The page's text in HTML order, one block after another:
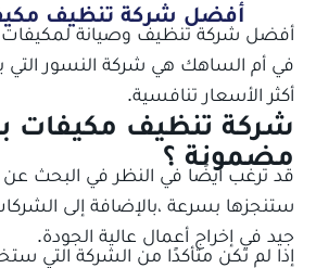
أفضل شركة تنظيف
أفضل شركة تنظيف وصيانة لمكيفات
في أم الساهك هي شركة النسور التي
أكثر الأسعار تنافسية.
شركة تنظيف مكيفات
مضمونة ؟
قد ترغب أيضًا في النظر في البحث عن
ستنجزها بسرعة ،بالإضافة إلى
جيد في إخراج أعمال عالية الجودة.
إذا لم تكن متأكدًا من الشركة التي
جميع الخدمات